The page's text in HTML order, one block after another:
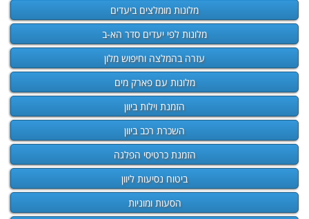
מלונות מומלצים ביעדים
מלונות לפי יעדים סדר הא-ב
עזרה בהמלצה וחיפוש מלון
מלונות עם פארק מים
הזמנת וילות ביוון
השכרת רכב ביוון
הזמנת כרטיסי הפלגה
ביטוח נסיעות ליוון
הסעות ומוניות